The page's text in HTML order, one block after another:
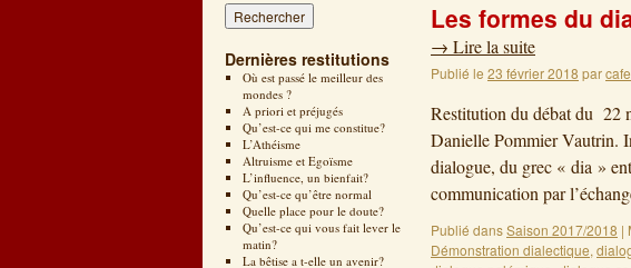
Dernières restitutions
Où est passé le meilleur des
mondes ?
A priori et préjugés
Qu’est-ce qui me constitue?
L’Athéisme
Altruisme et Egoïsme
L’influence, un bienfait?
Qu’est-ce qu’être normal
Quelle place pour le doute?
Qu’est-ce qui vous fait lever le
matin?
La bêtise a t-elle un avenir?
Les formes du
→ Lire la suite
Publié le 23 février 2018 par
Restitution du débat du 22
Danielle Pommier Vautrin.
dialogue, du grec « dia »
communication par
Publié dansSaison 2017/2018 |
Démonstration dialectique,